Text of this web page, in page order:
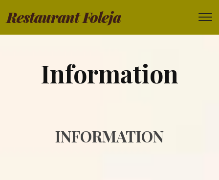
Restaurant Foleja
Information
INFORMATION